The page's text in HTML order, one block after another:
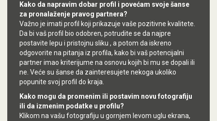
Kako da napravim dobar profil i povećam svoje šanse
za pronalaženje pravog partnera?
Važno je imati profil koji prikazuje vaše pozitivne kvalitete.
Da bi vaš profil bio odobren, potrudite se da najpre
postavite lepu i pristojnu sliku , a potom da iskreno
odgovorite na pitanja iz profila, kako bi vaš potencijalni
partner imao kriterijume na osnovu kojih bi mu se dopali ili
ne. Veće su šanse da zainteresujete nekoga ukoliko
popunite svoj profil do kraja.
Kako mogu da promenim ili postavim novu fotografiju
ili da izmenim podatke u profilu?
Klikom na vašu fotografiju u gornjem levom uglu ekrana,